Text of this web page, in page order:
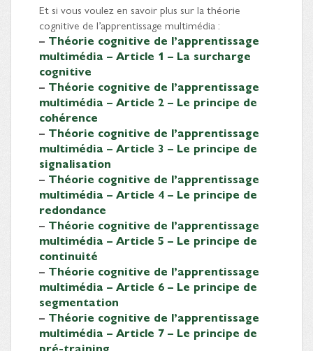
Et si vous voulez en savoir plus sur la théorie
cognitive de l’apprentissage multimédia :
– Théorie cognitive de l’apprentissage
multimédia – Article 1 – La surcharge
cognitive
– Théorie cognitive de l’apprentissage
multimédia – Article 2 – Le principe de
cohérence
– Théorie cognitive de l’apprentissage
multimédia – Article 3 – Le principe de
signalisation
– Théorie cognitive de l’apprentissage
multimédia – Article 4 – Le principe de
redondance
– Théorie cognitive de l’apprentissage
multimédia – Article 5 – Le principe de
continuité
– Théorie cognitive de l’apprentissage
multimédia – Article 6 – Le principe de
segmentation
– Théorie cognitive de l’apprentissage
multimédia – Article 7 – Le principe de
pré-training